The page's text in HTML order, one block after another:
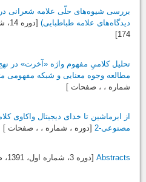
بررسی شیوه‌های حلّی علامه ‌شعرانی در
دیدگاه‌های علامه طباطبایی) [دوره 14، شماره دوم،
174]
مطالعه وجوه معنایی و شبکه مفهومی
شماره ، ، صفحات ]
از ابرماشین تا خدای دیجیتال
مصنوعی-2
[دوره ، شماره ، ، صفحات ]
Abstracts [دوره 3، شماره اول، 1391،